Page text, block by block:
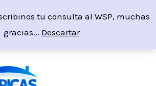
tu consulta al WSP, muchas
gracias... Descartar